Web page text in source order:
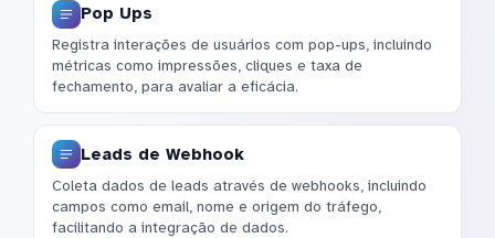
Pop Ups
Registra interações de usuários com pop-ups, incluindo
métricas como impressões, cliques e taxa de
fechamento, para avaliar a eficácia.
Leads de Webhook
Coleta dados de leads através de webhooks, incluindo
campos como email, nome e origem do tráfego,
facilitando a integração de dados.